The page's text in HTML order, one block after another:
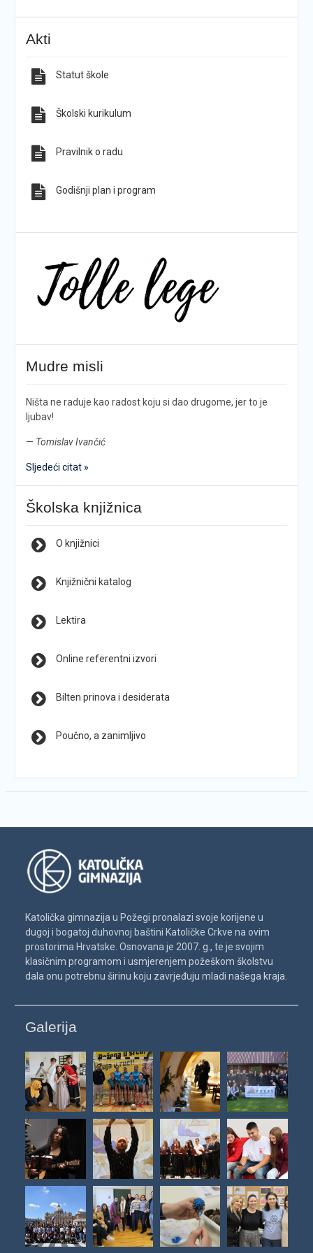
Akti
Statut škole
Školski kurikulum
Pravilnik o radu
Godišnji plan i program
Mudre misli
Ništa ne raduje kao radost koju si dao drugome, jer to je
ljubav!
— Tomislav Ivančić
Sljedeći citat »
Školska knjižnica
O knjižnici
Knjižnični katalog
Lektira
Online referentni izvori
Bilten prinova i desiderata
Poučno, a zanimljivo
Katolička gimnazija u Požegi pronalazi svoje korijene u
dugoj i bogatoj duhovnoj baštini Katoličke Crkve na ovim
prostorima Hrvatske. Osnovana je 2007. g., te je svojim
klasičnim programom i usmjerenjem požeškom školstvu
dala onu potrebnu širinu koju zavrjeđuju mladi našega kraja.
Galerija